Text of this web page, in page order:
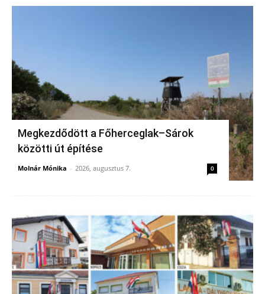
Megkezdődött a Főherceglak–Sárok
közötti út építése
Molnár Mónika - 2026, augusztus 7. 0